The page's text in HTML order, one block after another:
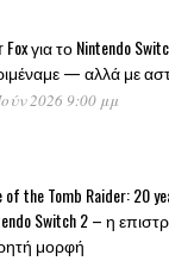
Fox για το Nintendo
— αλλά με
2026 9:00 μμ
of the Tomb Raider: 20
Switch 2 – η
μορφή